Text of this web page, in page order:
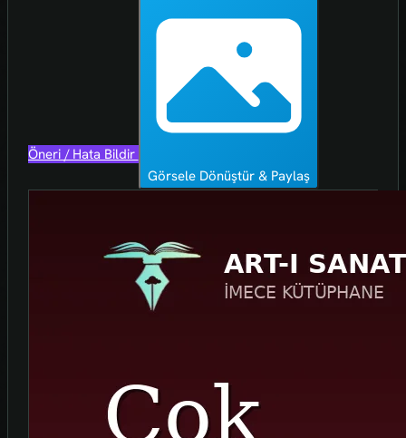
Öneri / Hata Bildir
Görsele Dönüştür & Paylaş